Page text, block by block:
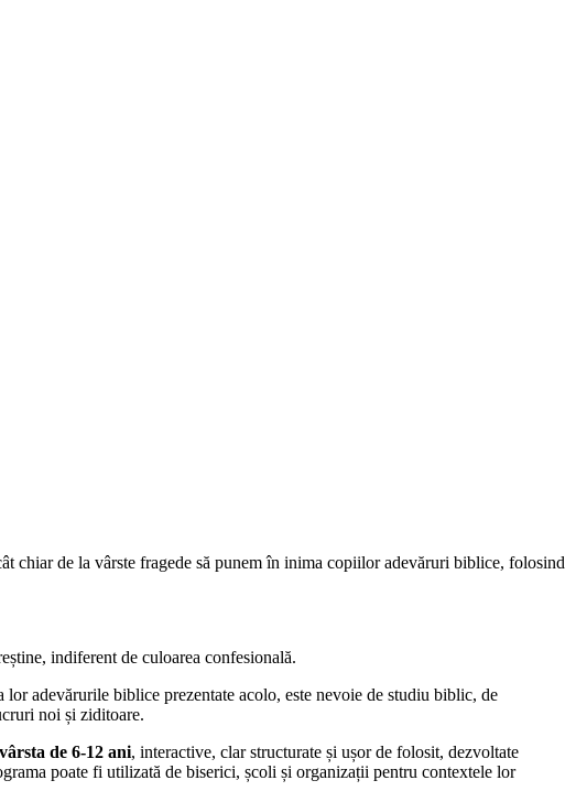
chiar de la vârste fragede să punem în inima copiilor adevăruri biblice, folosind
indiferent de culoarea confesională.
adevărurile biblice prezentate acolo, este nevoie de studiu biblic, de
noi și ziditoare.
de 6-12 ani, interactive, clar structurate și ușor de folosit, dezvoltate
poate fi utilizată de biserici, școli și organizații pentru contextele lor